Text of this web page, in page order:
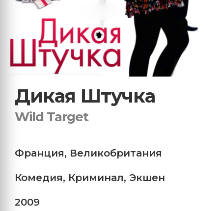
Дикая Штучка
Wild Target
Франция, Великобритания
Комедия, Криминал, Экшен
2009